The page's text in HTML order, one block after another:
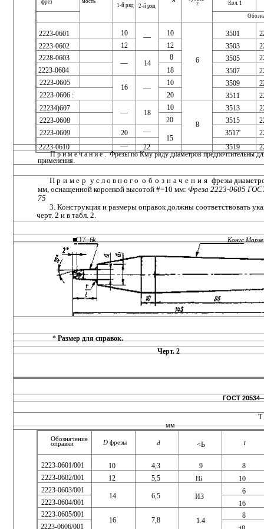
2
Кол. 1
фрез
1-й ряд
2-й ряд
2223-0601 10 — 10
6
3501
2223-0602
12 12 3503
2228-0603
— 14
8 3505
2223-0604
18 3507
2223-0605
16 —
10 3509
2223-0606 :
20 3511
22234)607
— 18
10
8
3513
2223-0608
20 3515
2223-0609
20 —
15
3517'
2223-0610
— 22 3519
Примечание.Фрезы по Кму ряду диаметров предпочтительны
применения.
Пример условного обозначения фрезы
мм, оснащенной коронкой высотой #=10 мм: Фреза 2223-0605
75
3. Конструкция и размеры оправок должны соответствовать
черт. 2 и в табл. 2.
■О 7--6k Конус
* Размер для справок.
Черт. 2
ГОСТ
мм
Обозначение
оправки D фрезы d <Ь l
2223-0601/001 10 4,3 9
8
2223-0602/001
12 5,5 Hi
10
2223-0603/001
14 6,5 ИЗ
6
2223-0604/001
16
2223-0605/001
16 7,8 1.4
8
2223-0606/001